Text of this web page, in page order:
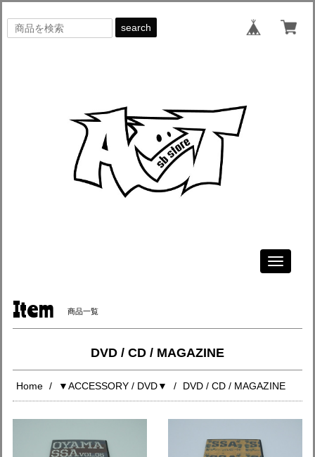
search
Toggle
Item 商品一覧
DVD / CD / MAGAZINE
Home ▼ACCESSORY / DVD▼ DVD / CD / MAGAZINE